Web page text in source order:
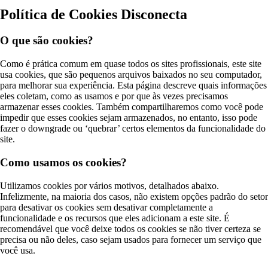
Política de Cookies Disconecta
O que são cookies?
Como é prática comum em quase todos os sites profissionais, este site
usa cookies, que são pequenos arquivos baixados no seu computador,
para melhorar sua experiência. Esta página descreve quais informações
eles coletam, como as usamos e por que às vezes precisamos
armazenar esses cookies. Também compartilharemos como você pode
impedir que esses cookies sejam armazenados, no entanto, isso pode
fazer o downgrade ou ‘quebrar’ certos elementos da funcionalidade do
site.
Como usamos os cookies?
Utilizamos cookies por vários motivos, detalhados abaixo.
Infelizmente, na maioria dos casos, não existem opções padrão do setor
para desativar os cookies sem desativar completamente a
funcionalidade e os recursos que eles adicionam a este site. É
recomendável que você deixe todos os cookies se não tiver certeza se
precisa ou não deles, caso sejam usados ​​para fornecer um serviço que
você usa.